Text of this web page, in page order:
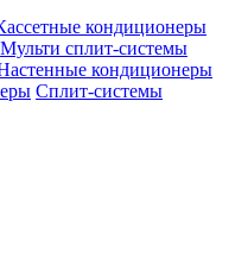
кондиционеры
Мульти сплит-системы
кондиционеры
Сплит-системы